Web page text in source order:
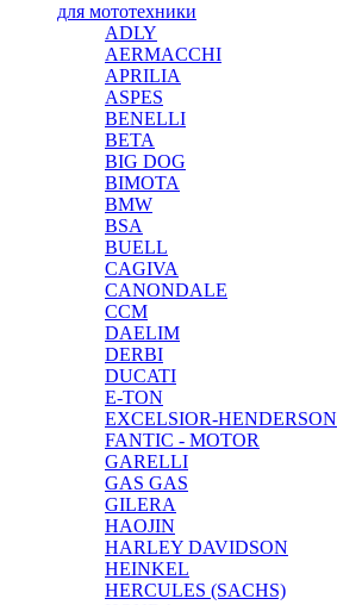
для мототехники
ADLY
AERMACCHI
APRILIA
ASPES
BENELLI
BETA
BIG DOG
BIMOTA
BMW
BSA
BUELL
CAGIVA
CANONDALE
CCM
DAELIM
DERBI
DUCATI
E-TON
EXCELSIOR-HENDERSON
FANTIC - MOTOR
GARELLI
GAS GAS
GILERA
HAOJIN
HARLEY DAVIDSON
HEINKEL
HERCULES (SACHS)